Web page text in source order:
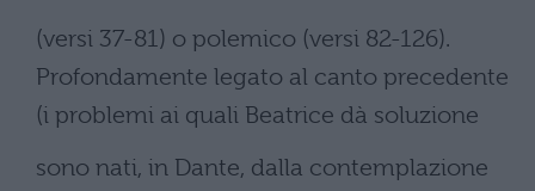
(versi 37-81) o polemico (versi 82-126).
Profondamente legato al canto precedente
(i problemi ai quali Beatrice dà soluzione
sono nati, in Dante, dalla contemplazione